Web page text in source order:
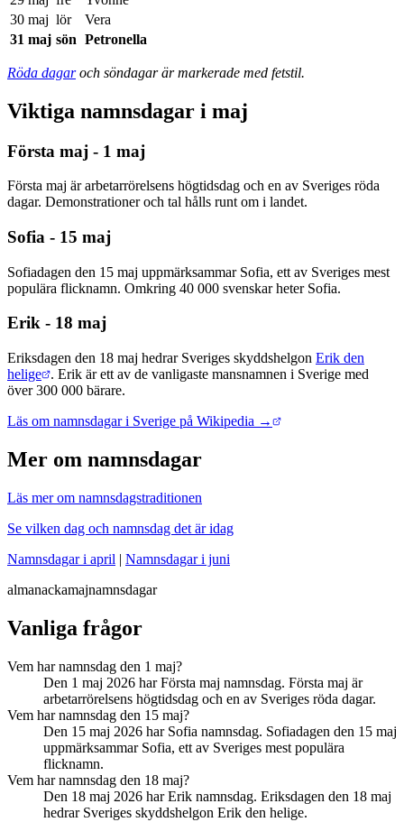
30 maj lör
Vera
31 maj sön Petronella
Röda dagaroch söndagar är markerade med fetstil.
Viktiga namnsdagar i maj
Första maj - 1 maj
Första maj är arbetarrörelsens högtidsdag och en av Sveriges röda
dagar. Demonstrationer och tal hålls runt om i landet.
Sofia - 15 maj
Sofiadagen den 15 maj uppmärksammar Sofia, ett av Sveriges mest
populära flicknamn. Omkring 40 000 svenskar heter Sofia.
Erik - 18 maj
Eriksdagen den 18 maj hedrar Sveriges skyddshelgon Erik den
helige
. Erik är ett av de vanligaste mansnamnen i Sverige med
över 300 000 bärare.
Läs om namnsdagar i Sverige på Wikipedia →
Mer om namnsdagar
Läs mer om namnsdagstraditionen
Se vilken dag och namnsdag det är idag
Namnsdagar i april | Namnsdagar i juni
almanackamajnamnsdagar
Vanliga frågor
Vem har namnsdag den 1 maj?
Den 1 maj 2026 har Första maj namnsdag. Första maj är
arbetarrörelsens högtidsdag och en av Sveriges röda dagar.
Vem har namnsdag den 15 maj?
Den 15 maj 2026 har Sofia namnsdag. Sofiadagen den 15 maj
uppmärksammar Sofia, ett av Sveriges mest populära
flicknamn.
Vem har namnsdag den 18 maj?
Den 18 maj 2026 har Erik namnsdag. Eriksdagen den 18 maj
hedrar Sveriges skyddshelgon Erik den helige.